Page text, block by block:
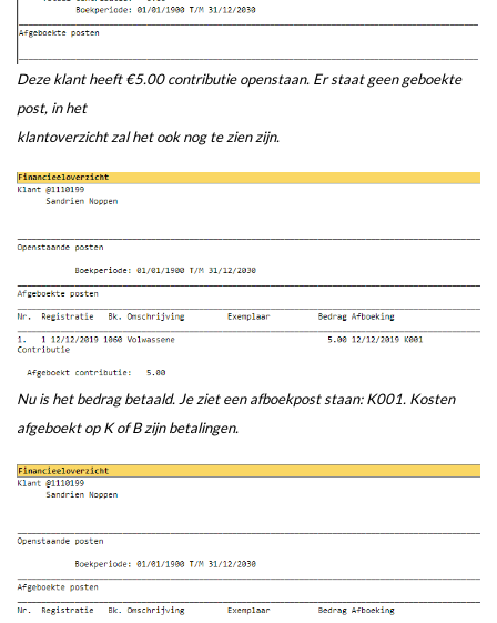
Deze klant heeft €5.00 contributie openstaan. Er staat geen geboekte
post, in het
klantoverzicht zal het ook nog te zien zijn.
Nu is het bedrag betaald. Je ziet een afboekpost staan: K001. Kosten
afgeboekt op K of B zijn betalingen.